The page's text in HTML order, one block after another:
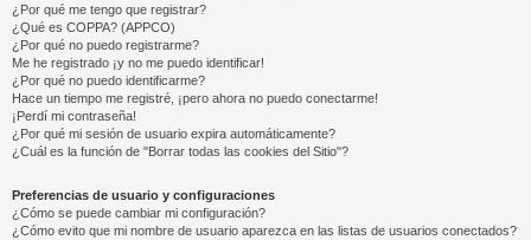
¿Por qué me tengo que registrar?
¿Qué es COPPA? (APPCO)
¿Por qué no puedo registrarme?
Me he registrado ¡y no me puedo identificar!
¿Por qué no puedo identificarme?
Hace un tiempo me registré, ¡pero ahora no puedo conectarme!
¡Perdí mi contraseña!
¿Por qué mi sesión de usuario expira automáticamente?
¿Cuál es la función de "Borrar todas las cookies del Sitio"?
Preferencias de usuario y configuraciones
¿Cómo se puede cambiar mi configuración?
¿Cómo evito que mi nombre de usuario aparezca en las listas de usuarios conectados?